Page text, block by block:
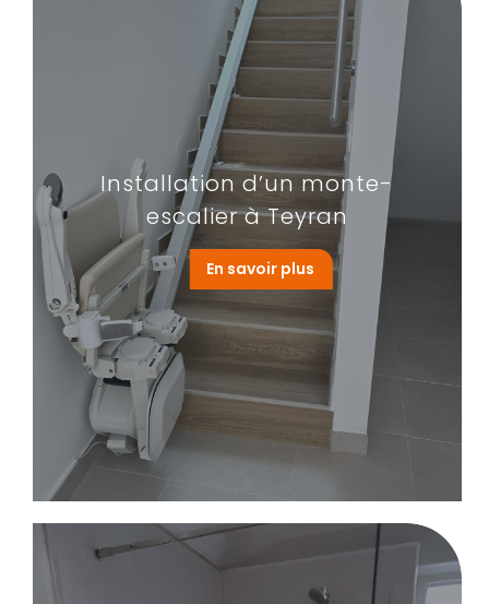
Installation d’un monte-
escalier à Teyran
En savoir plus